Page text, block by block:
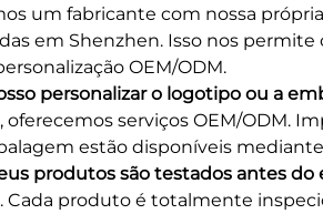
um fabricante com nossa
em Shenzhen. Isso nos
OEM/ODM.
personalizar o logotipo ou a
oferecemos serviços OEM/ODM.
estão disponíveis
produtos são testados antes do
Cada produto é totalmente